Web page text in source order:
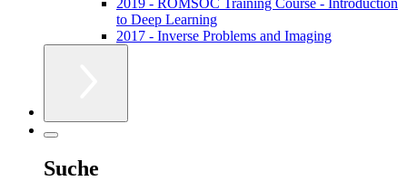
to Deep Learning
2017 - Inverse Problems and Imaging
Suche